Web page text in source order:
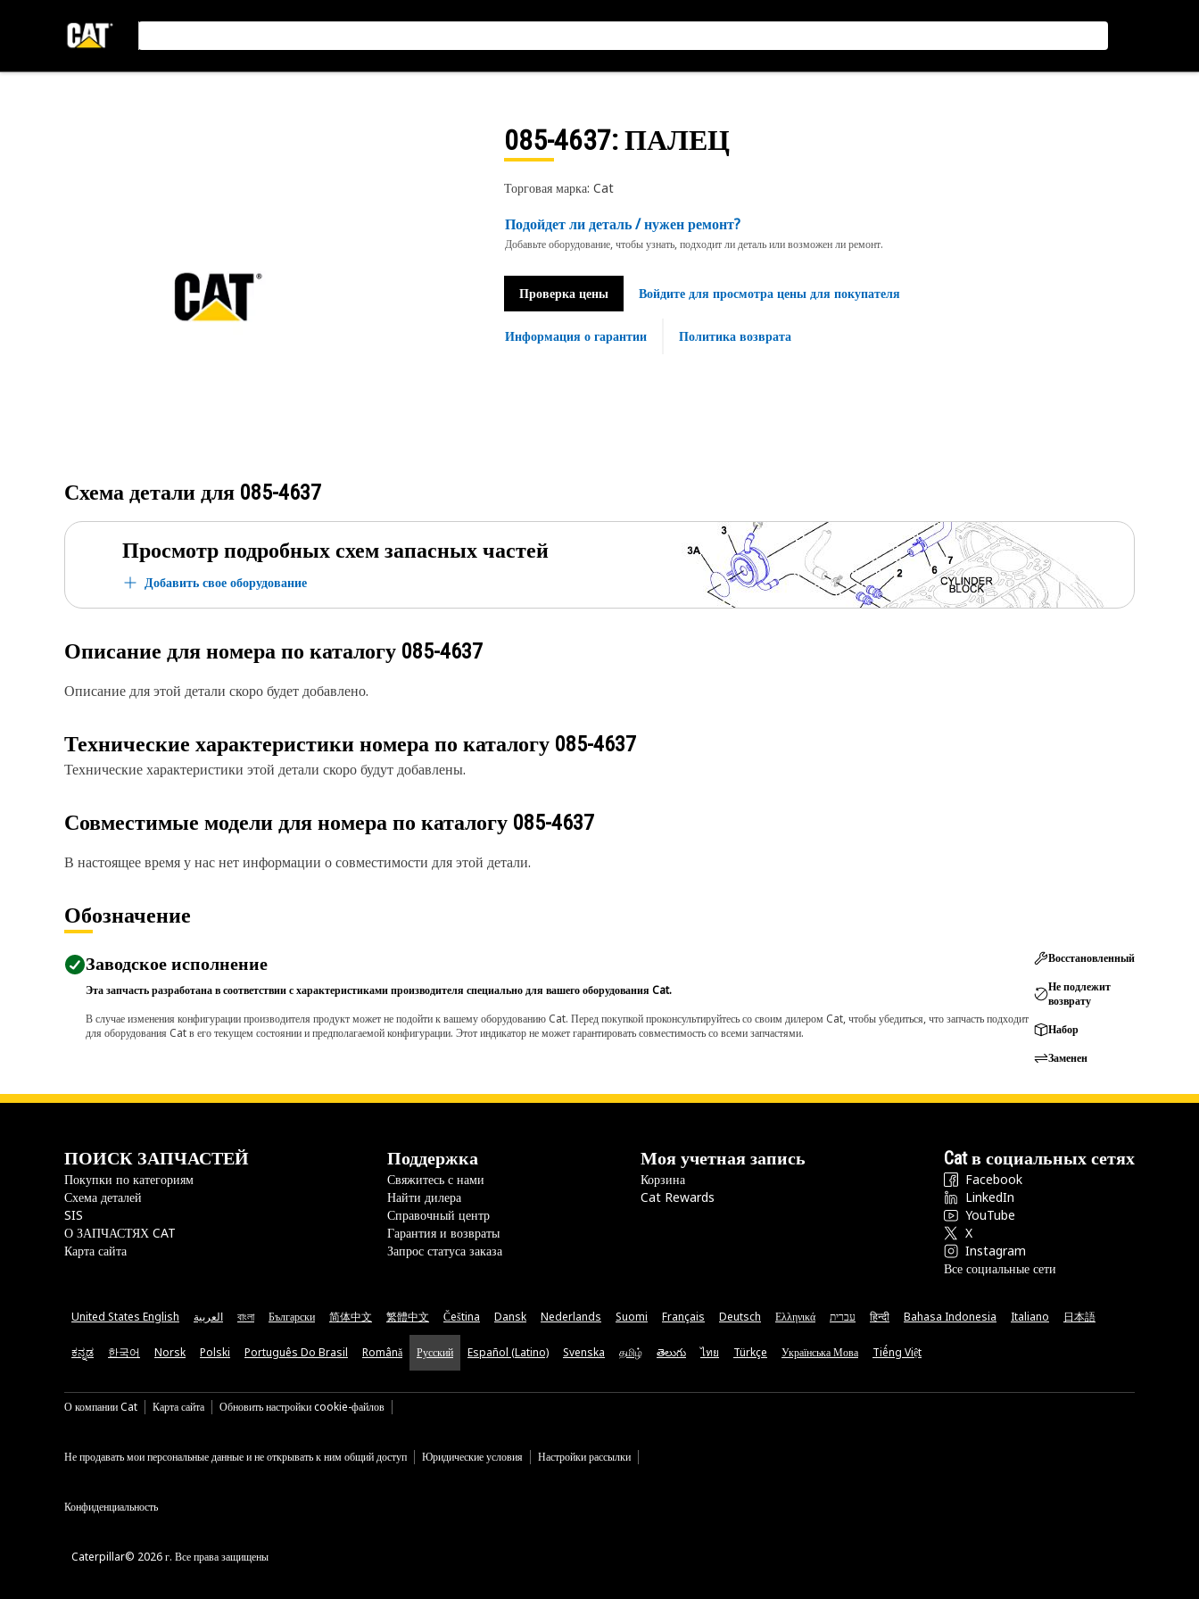
085-4637: ПАЛЕЦ
Торговая марка: Cat
Подойдет ли деталь / нужен ремонт?
Добавьте оборудование, чтобы узнать, подходит ли деталь или возможен ли ремонт.
Проверка цены Войдите для просмотра цены для покупателя
Информация о гарантии Политика возврата
Схема детали для 085-4637
Просмотр подробных схем запасных частей
Добавить свое оборудование
Описание для номера по каталогу 085-4637
Описание для этой детали скоро будет добавлено.
Технические характеристики номера по каталогу 085-4637
Технические характеристики этой детали скоро будут добавлены.
Совместимые модели для номера по каталогу 085-4637
В настоящее время у нас нет информации о совместимости для этой детали.
Обозначение
Заводское исполнение
Эта запчасть разработана в соответствии с характеристиками производителя специально для вашего оборудования Cat.
В случае изменения конфигурации производителя продукт может не подойти к вашему оборудованию Cat. Перед покупкой проконсультируйтесь со своим дилером Cat, чтобы убедиться, что запчасть подходит
для оборудования Cat в его текущем состоянии и предполагаемой конфигурации. Этот индикатор не может гарантировать совместимость со всеми запчастями.
Восстановленный
Не подлежит
возврату
Набор
Заменен
ПОИСК ЗАПЧАСТЕЙ
Покупки по категориям
Схема деталей
SIS
О ЗАПЧАСТЯХ CAT
Карта сайта
Поддержка
Свяжитесь с нами
Найти дилера
Справочный центр
Гарантия и возвраты
Запрос статуса заказа
Моя учетная запись
Корзина
Cat Rewards
Cat в социальных сетях
Facebook
LinkedIn
YouTube
X
Instagram
Все социальные сети
United States English العربية বাংলা Български 简体中文 繁體中文 Čeština Dansk Nederlands Suomi Français Deutsch Ελληνικά עברית हिन्दी Bahasa Indonesia Italiano 日本語
ಕನ್ನಡ 한국어 Norsk Polski Português Do Brasil Română Русский Español (Latino) Svenska தமிழ் తెలుగు ไทย Türkçe Українська Мова Tiếng Việt
О компании Cat Карта сайта Обновить настройки cookie-файлов
Не продавать мои персональные данные и не открывать к ним общий доступ Юридические условия Настройки рассылки
Конфиденциальность
Caterpillar© 2026 г. Все права защищены